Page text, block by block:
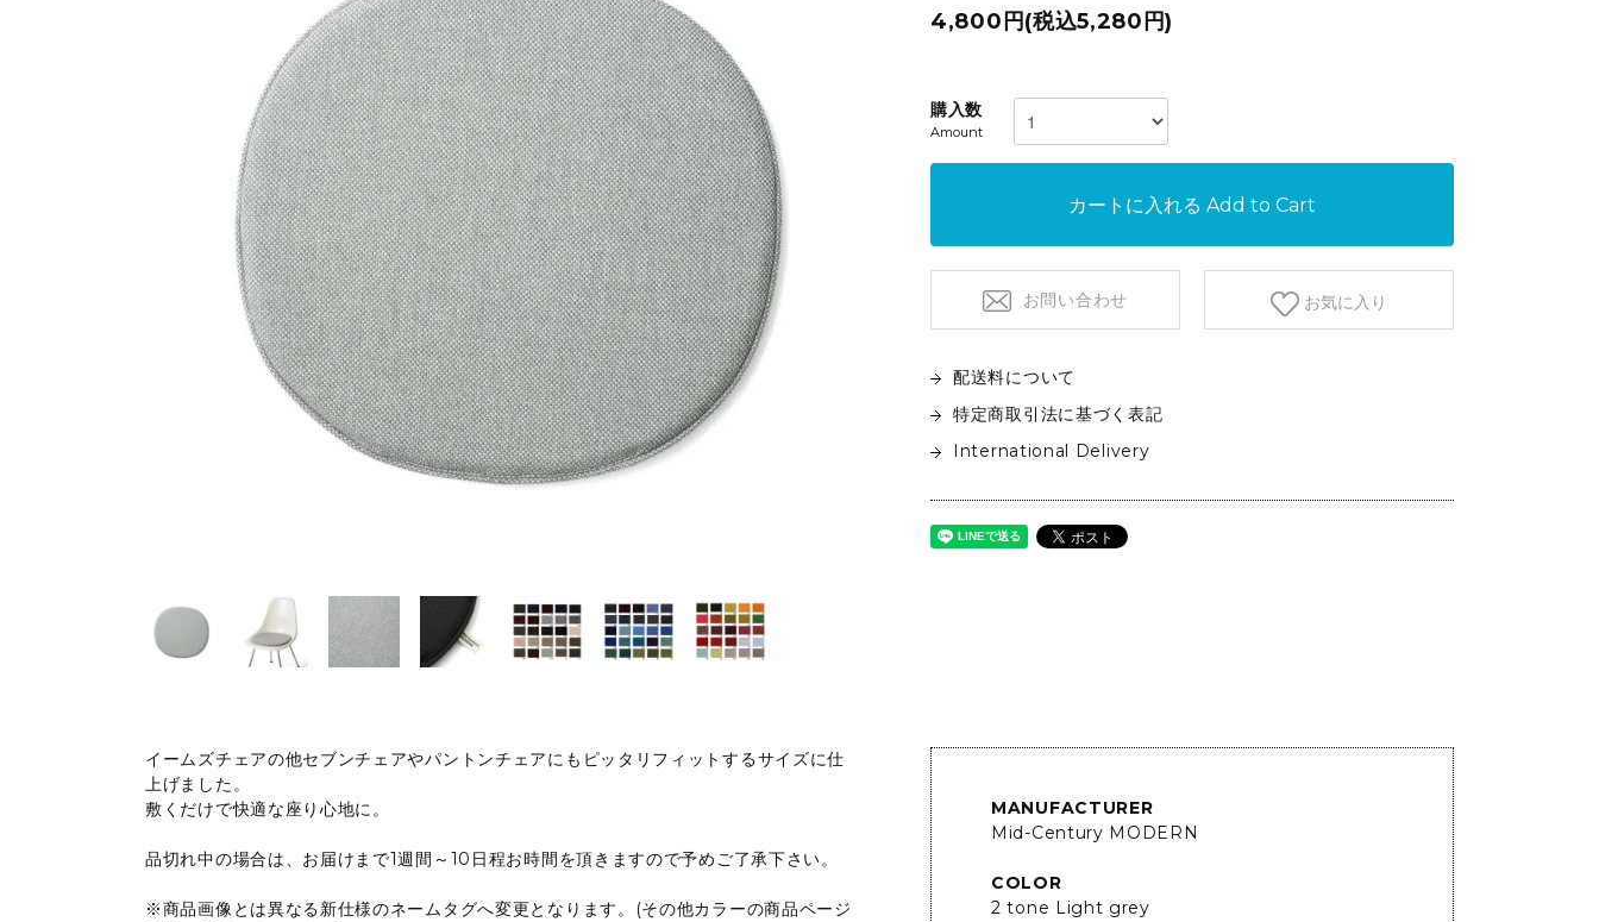
ベンチ&スツール
シートパッド&クッション
パーツ&リペア
LIGHTING
シーリングライト
フロアライト
テーブルライト&タスクライト
電球
SOFAS
2人掛けソファ
3人掛けソファ
デイベッド
ベーシックラグマット
KITCHEN
テーブルウエア
アウトドアファニチャー
植物
LIVING DINING BEDROOM BATHROOM
4,800円(税込5,280円)
購入数
Amount
カートに入れる Add to Cart
お問い合わせ お気に入り
配送料について
特定商取引法に基づく表記
International Delivery
MANUFACTURER
Mid-Century MODERN
COLOR
2 tone Light grey
イームズチェアの他セブンチェアやパントンチェアにもピッタリフィットするサイズに仕
上げました。
敷くだけで快適な座り心地に。
品切れ中の場合は、お届けまで1週間～10日程お時間を頂きますので予めご了承下さい。
※商品画像とは異なる新仕様のネームタグへ変更となります。(その他カラーの商品ページ